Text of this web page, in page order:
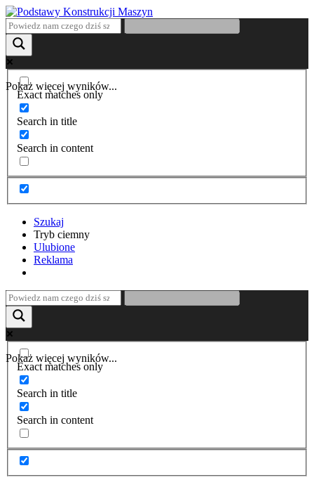
Pokaż więcej wyników...
Exact matches only
Search in title
Search in content
Szukaj
Tryb ciemny
Ulubione
Reklama
Pokaż więcej wyników...
Exact matches only
Search in title
Search in content